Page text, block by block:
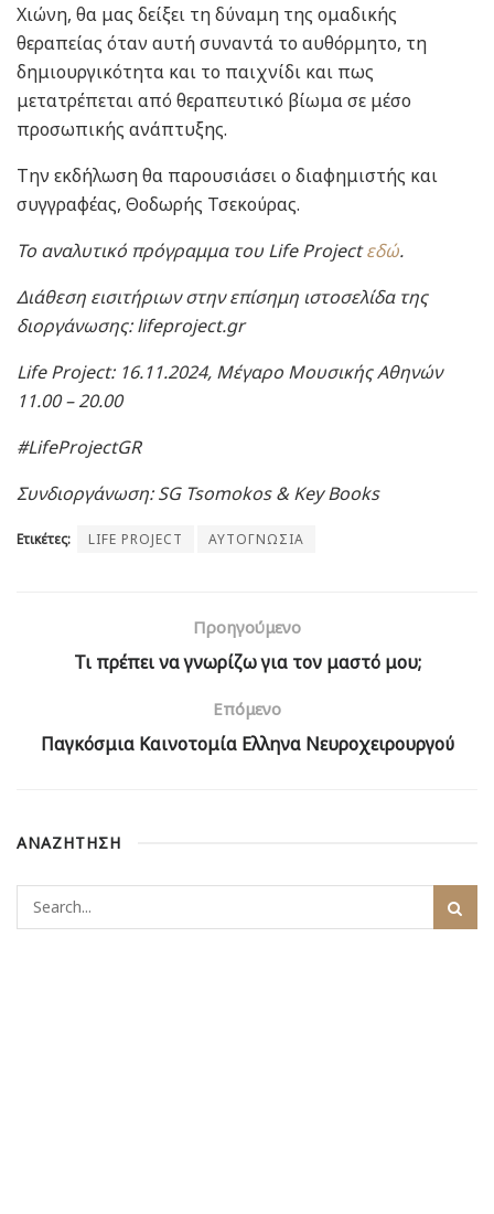
Χιώνη, θα μας δείξει τη δύναμη της ομαδικής
θεραπείας όταν αυτή συναντά το αυθόρμητο, τη
δημιουργικότητα και το παιχνίδι και πως
μετατρέπεται από θεραπευτικό βίωμα σε μέσο
προσωπικής ανάπτυξης.
Την εκδήλωση θα παρουσιάσει ο διαφημιστής και
συγγραφέας, Θοδωρής Τσεκούρας.
Το αναλυτικό πρόγραμμα του Life Projectεδώ.
Διάθεση εισιτήριων στην επίσημη ιστοσελίδα της
διοργάνωσης: lifeproject.gr
Life Project: 16.11.2024, Μέγαρο Μουσικής Αθηνών
11.00 – 20.00
#LifeProjectGR
Συνδιοργάνωση: SG Tsomokos & Key Books
Ετικέτες: LIFE PROJECT ΑΥΤΟΓΝΩΣΙΑ
Προηγούμενο
Τι πρέπει να γνωρίζω για τον μαστό μου;
Επόμενο
Παγκόσμια Καινοτομία Ελληνα Νευροχειρουργού
ΑΝΑΖΗΤΗΣΗ